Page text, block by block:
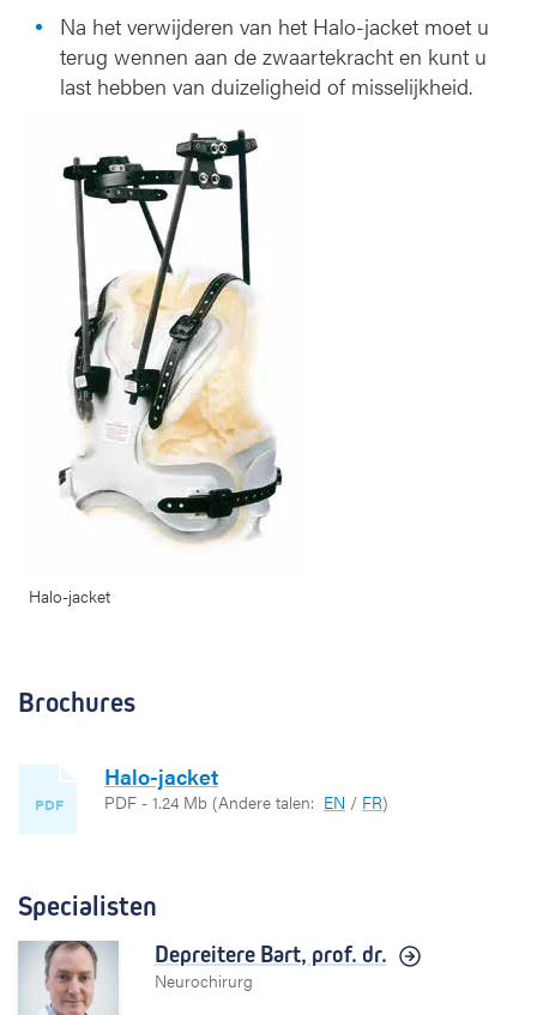
Halo-jacket
Na het verwijderen van het Halo-jacket moet u
terug wennen aan de zwaartekracht en kunt u
last hebben van duizeligheid of misselijkheid.
Brochures
PDF
Halo-jacket
PDF - 1.24 Mb (Andere talen: EN / FR)
Specialisten
Depreitere Bart, prof. dr.
Neurochirurg